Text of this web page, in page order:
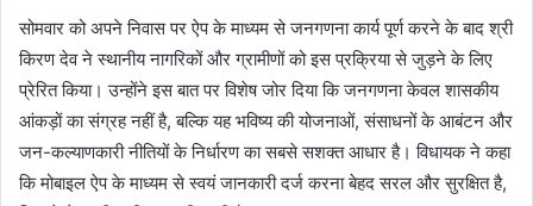
सोमवार को अपने निवास पर ऐप के माध्यम से जनगणना कार्य पूर्ण करने के बाद श्री
किरण देव ने स्थानीय नागरिकों और ग्रामीणों को इस प्रक्रिया से जुड़ने के लिए
प्रेरित किया। उन्होंने इस बात पर विशेष जोर दिया कि जनगणना केवल शासकीय
आंकड़ों का संग्रह नहीं है, बल्कि यह भविष्य की योजनाओं, संसाधनों के आबंटन और
जन-कल्याणकारी नीतियों के निर्धारण का सबसे सशक्त आधार है। विधायक ने कहा
कि मोबाइल ऐप के माध्यम से स्वयं जानकारी दर्ज करना बेहद सरल और सुरक्षित है,